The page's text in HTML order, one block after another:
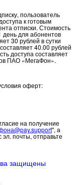
пользователь
к готовым
отписки. Стоимость
день для абонентов
30 рублей в сутки
40.00 рублей
доступа составляет
ПАО «МегаФон».
оферт:
на получение
", а
почты, отправьте
защищены